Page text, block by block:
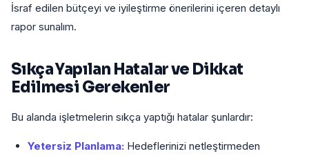
İsraf edilen bütçeyi ve iyileştirme önerilerini içeren detaylı
rapor sunalım.
Sıkça Yapılan Hatalar ve Dikkat
Edilmesi Gerekenler
Bu alanda işletmelerin sıkça yaptığı hatalar şunlardır:
Yetersiz Planlama: Hedeflerinizi netleştirmeden